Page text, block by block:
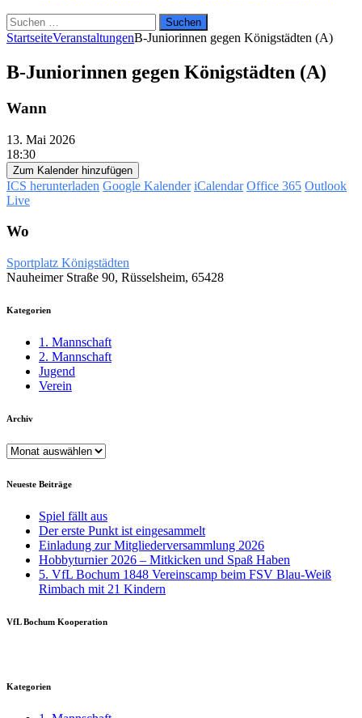
Suchen
nach:
StartseiteVeranstaltungenB-Juniorinnen gegen Königstädten (A)
B-Juniorinnen gegen Königstädten (A)
Wann
13. Mai 2026
18:30
Zum Kalender hinzufügen
ICS herunterladen Google Kalender iCalendar Office 365 Outlook
Live
Wo
Sportplatz Königstädten
Nauheimer Straße 90, Rüsselsheim, 65428
Kategorien
1. Mannschaft
2. Mannschaft
Jugend
Verein
Archiv
Archiv
Neueste Beiträge
Spiel fällt aus
Der erste Punkt ist eingesammelt
Einladung zur Mitgliederversammlung 2026
Hobbyturnier 2026 – Mitkicken und Spaß Haben
5. VfL Bochum 1848 Vereinscamp beim FSV Blau-Weiß
Rimbach mit 21 Kindern
VfL Bochum Kooperation
Kategorien